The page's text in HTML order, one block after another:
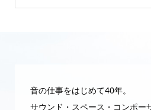
音の仕事をはじめて40年。
サウンド・スペース・コンポー